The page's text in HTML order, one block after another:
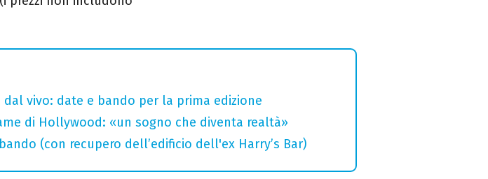
vivo: date e bando per la prima edizione
di Hollywood: «un sogno che diventa realtà»
(con recupero dell’edificio dell'ex Harry’s Bar)